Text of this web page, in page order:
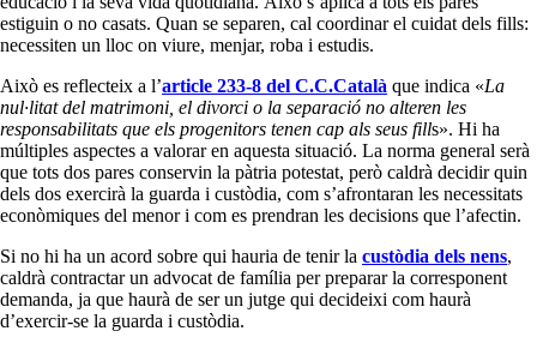
estiguin o no casats. Quan se separen, cal coordinar el cuidat dels fills:
necessiten un lloc on viure, menjar, roba i estudis.
Això es reflecteix a l’article 233-8 del C.C.Català que indica «La
nul·litat del matrimoni, el divorci o la separació no alteren les
responsabilitats que els progenitors tenen cap als seus fills». Hi ha
múltiples aspectes a valorar en aquesta situació. La norma general serà
que tots dos pares conservin la pàtria potestat, però caldrà decidir quin
dels dos exercirà la guarda i custòdia, com s’afrontaran les necessitats
econòmiques del menor i com es prendran les decisions que l’afectin.
Si no hi ha un acord sobre qui hauria de tenir la custòdia dels nens,
caldrà contractar un advocat de família per preparar la corresponent
demanda, ja que haurà de ser un jutge qui decideixi com haurà
d’exercir-se la guarda i custòdia.